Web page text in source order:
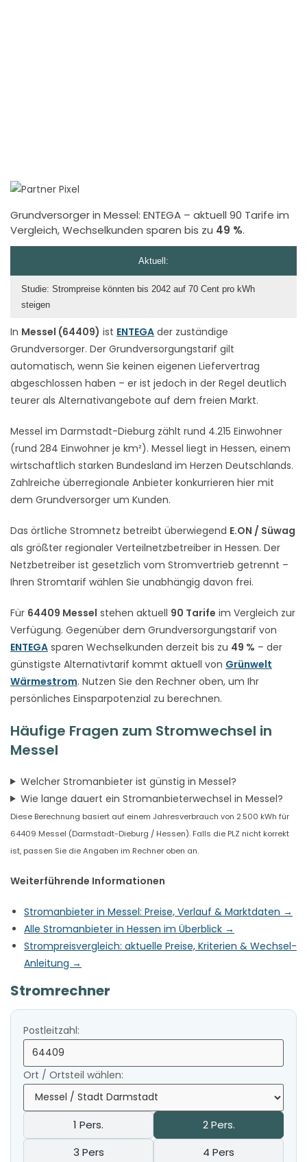
Grundversorger in Messel: ENTEGA – aktuell 90 Tarife im
Vergleich, Wechselkunden sparen bis zu 49 %.
In Messel (64409) ist ENTEGA der zuständige
Grundversorger. Der Grundversorgungstarif gilt
automatisch, wenn Sie keinen eigenen Liefervertrag
abgeschlossen haben – er ist jedoch in der Regel deutlich
teurer als Alternativangebote auf dem freien Markt.
Messel im Darmstadt-Dieburg zählt rund 4.215 Einwohner
(rund 284 Einwohner je km²). Messel liegt in Hessen, einem
wirtschaftlich starken Bundesland im Herzen Deutschlands.
Zahlreiche überregionale Anbieter konkurrieren hier mit
dem Grundversorger um Kunden.
Das örtliche Stromnetz betreibt überwiegend E.ON / Süwag
als größter regionaler Verteilnetzbetreiber in Hessen. Der
Netzbetreiber ist gesetzlich vom Stromvertrieb getrennt –
Ihren Stromtarif wählen Sie unabhängig davon frei.
Für 64409 Messel stehen aktuell 90 Tarife im Vergleich zur
Verfügung. Gegenüber dem Grundversorgungstarif von
ENTEGA sparen Wechselkunden derzeit bis zu 49 % – der
günstigste Alternativtarif kommt aktuell von Grünwelt
Wärmestrom. Nutzen Sie den Rechner oben, um Ihr
persönliches Einsparpotenzial zu berechnen.
Häufige Fragen zum Stromwechsel in
Messel
Welcher Stromanbieter ist günstig in Messel?
Wie lange dauert ein Stromanbieterwechsel in Messel?
Diese Berechnung basiert auf einem Jahresverbrauch von 2.500 kWh für
64409 Messel (Darmstadt-Dieburg / Hessen). Falls die PLZ nicht korrekt
ist, passen Sie die Angaben im Rechner oben an.
Weiterführende Informationen
Stromanbieter in Messel: Preise, Verlauf & Marktdaten →
Alle Stromanbieter in Hessen im Überblick →
Strompreisvergleich: aktuelle Preise, Kriterien & Wechsel-
Anleitung →
Aktuell:
Studie: Strompreise könnten bis 2042 auf 70 Cent pro kWh
steigen
Stromrechner
Postleitzahl:
Ort / Ortsteil wählen:
1 Pers.
2 Pers.
3 Pers
4 Pers